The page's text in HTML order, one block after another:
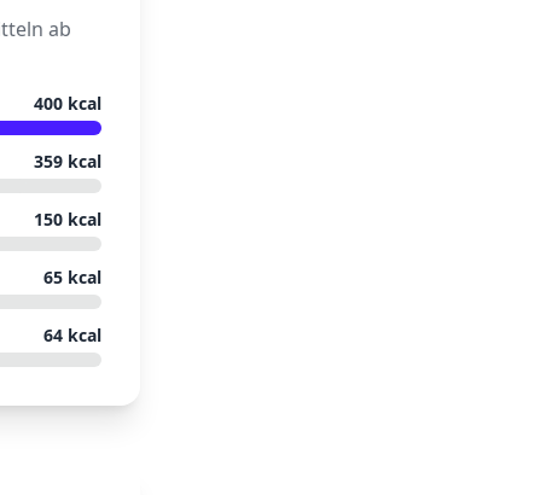
ab
400 kcal
359 kcal
150 kcal
65 kcal
64 kcal